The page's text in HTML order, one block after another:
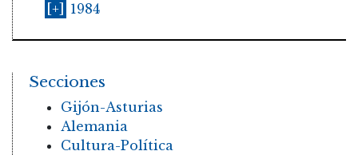
[+]
1984
Secciones
Gijón-Asturias
Alemania
Cultura-Política